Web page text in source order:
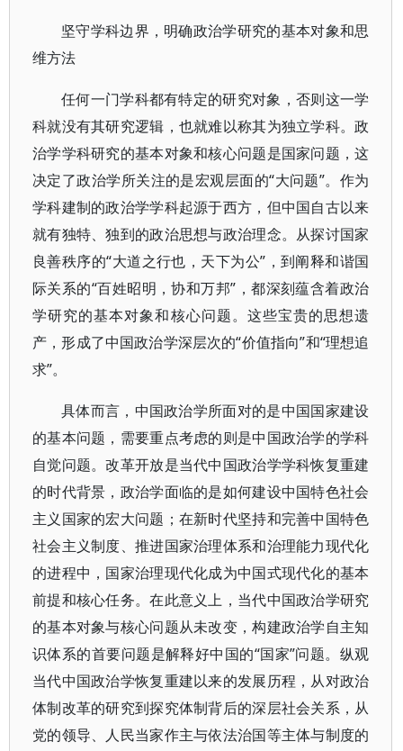
坚守学科边界，明确政治学研究的基本对象和思
维方法
任何一门学科都有特定的研究对象，否则这一学
科就没有其研究逻辑，也就难以称其为独立学科。政
治学学科研究的基本对象和核心问题是国家问题，这
决定了政治学所关注的是宏观层面的“大问题”。作为
学科建制的政治学学科起源于西方，但中国自古以来
就有独特、独到的政治思想与政治理念。从探讨国家
良善秩序的“大道之行也，天下为公”，到阐释和谐国
际关系的“百姓昭明，协和万邦”，都深刻蕴含着政治
学研究的基本对象和核心问题。这些宝贵的思想遗
产，形成了中国政治学深层次的“价值指向”和“理想追
求”。
具体而言，中国政治学所面对的是中国国家建设
的基本问题，需要重点考虑的则是中国政治学的学科
自觉问题。改革开放是当代中国政治学学科恢复重建
的时代背景，政治学面临的是如何建设中国特色社会
主义国家的宏大问题；在新时代坚持和完善中国特色
社会主义制度、推进国家治理体系和治理能力现代化
的进程中，国家治理现代化成为中国式现代化的基本
前提和核心任务。在此意义上，当代中国政治学研究
的基本对象与核心问题从未改变，构建政治学自主知
识体系的首要问题是解释好中国的“国家”问题。纵观
当代中国政治学恢复重建以来的发展历程，从对政治
体制改革的研究到探究体制背后的深层社会关系，从
党的领导、人民当家作主与依法治国等主体与制度的